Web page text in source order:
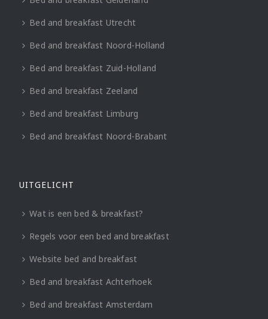
Bed and breakfast Utrecht
Bed and breakfast Noord-Holland
Bed and breakfast Zuid-Holland
Bed and breakfast Zeeland
Bed and breakfast Limburg
Bed and breakfast Noord-Brabant
UITGELICHT
Wat is een bed & breakfast?
Regels voor een bed and breakfast
Website bed and breakfast
Bed and breakfast Achterhoek
Bed and breakfast Amsterdam